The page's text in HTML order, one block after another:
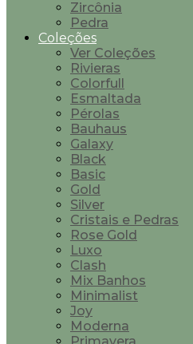
Zircônia
Pedra
Coleções
Ver Coleções
Rivieras
Colorfull
Esmaltada
Pérolas
Bauhaus
Galaxy
Black
Basic
Gold
Silver
Cristais e Pedras
Rose Gold
Luxo
Clash
Mix Banhos
Minimalist
Joy
Moderna